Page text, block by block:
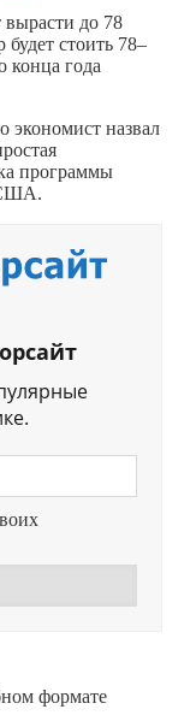
до 78
стоить 78–
конца года
экономист назвал
программы
США.
формате